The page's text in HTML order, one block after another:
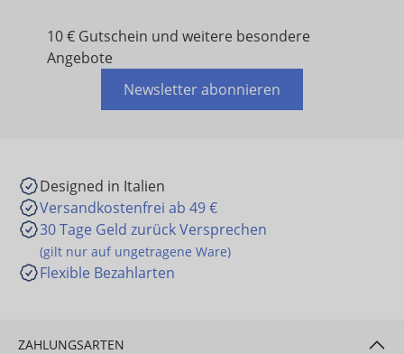
10 € Gutschein und weitere besondere
Angebote
Newsletter abonnieren
Designed in Italien
Versandkostenfrei ab 49 €
30 Tage Geld zurück Versprechen
(gilt nur auf ungetragene Ware)
Flexible Bezahlarten
ZAHLUNGSARTEN